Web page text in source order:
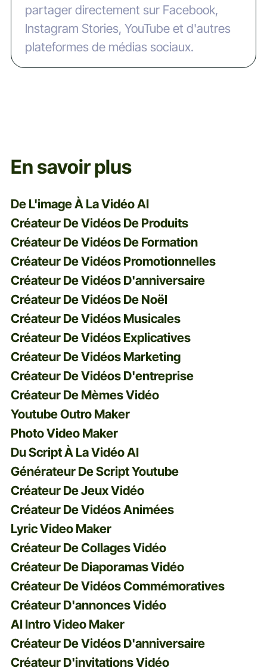
partager directement sur Facebook,
Instagram Stories, YouTube et d'autres
plateformes de médias sociaux.
En savoir plus
De L'image À La Vidéo AI
Créateur De Vidéos De Produits
Créateur De Vidéos De Formation
Créateur De Vidéos Promotionnelles
Créateur De Vidéos D'anniversaire
Créateur De Vidéos De Noël
Créateur De Vidéos Musicales
Créateur De Vidéos Explicatives
Créateur De Vidéos Marketing
Créateur De Vidéos D'entreprise
Créateur De Mèmes Vidéo
Youtube Outro Maker
Photo Video Maker
Du Script À La Vidéo AI
Générateur De Script Youtube
Créateur De Jeux Vidéo
Créateur De Vidéos Animées
Lyric Video Maker
Créateur De Collages Vidéo
Créateur De Diaporamas Vidéo
Créateur De Vidéos Commémoratives
Créateur D'annonces Vidéo
AI Intro Video Maker
Créateur De Vidéos D'anniversaire
Créateur D'invitations Vidéo